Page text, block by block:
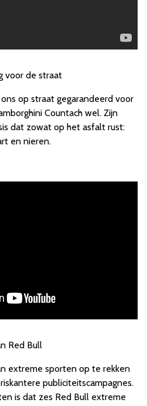
voor de straat
op straat gegarandeerd voor
Countach wel. Zijn
dat zowat op het asfalt rust:
en nieren.
Red Bull
extreme sporten op te rekken
publiciteitscampagnes.
is dat zes Red Bull extreme